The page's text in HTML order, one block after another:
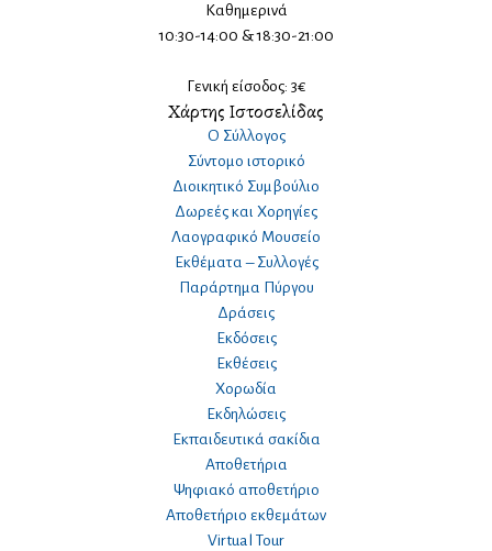
Καθημερινά
10:30-14:00 & 18:30-21:00
Γενική είσοδος: 3€
Χάρτης Ιστοσελίδας
Ο Σύλλογος
Σύντομο ιστορικό
Διοικητικό Συμβούλιο
Δωρεές και Χορηγίες
Λαογραφικό Μουσείο
Εκθέματα – Συλλογές
Παράρτημα Πύργου
Δράσεις
Εκδόσεις
Εκθέσεις
Χορωδία
Εκδηλώσεις
Εκπαιδευτικά σακίδια
Αποθετήρια
Ψηφιακό αποθετήριο
Αποθετήριο εκθεμάτων
Virtual Tour